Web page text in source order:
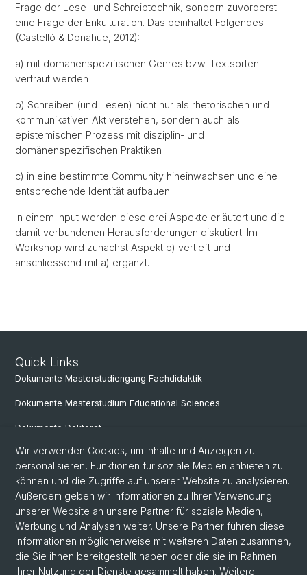
Frage der Lese- und Schreibtechnik, sondern zuvorderst
eine Frage der Enkulturation. Das beinhaltet Folgendes
(Castelló & Donahue, 2012):
a) mit domänenspezifischen Genres bzw. Textsorten
vertraut werden
b) Schreiben (und Lesen) nicht nur als rhetorischen und
kommunikativen Akt verstehen, sondern auch als
epistemischen Prozess mit disziplin- und
domänenspezifischen Praktiken
c) in eine bestimmte Community hineinwachsen und eine
entsprechende Identität aufbauen
In einem Input werden diese drei Aspekte erläutert und die
damit verbundenen Herausforderungen diskutiert. Im
Workshop wird zunächst Aspekt b) vertieft und
anschliessend mit a) ergänzt.
Quick Links
Dokumente Masterstudiengang Fachdidaktik
Dokumente Masterstudium Educational Sciences
Dokumente Doktorat
Social Media
LinkedIn
Instagram
Wir verwenden Cookies, um Inhalte und Anzeigen zu
personalisieren, Funktionen für soziale Medien anbieten zu
können und die Zugriffe auf unserer Website zu analysieren.
Außerdem geben wir Informationen zu Ihrer Verwendung
unserer Website an unsere Partner für soziale Medien,
Werbung und Analysen weiter. Unsere Partner führen diese
Informationen möglicherweise mit weiteren Daten zusammen,
die Sie ihnen bereitgestellt haben oder die sie im Rahmen
Ihrer Nutzung der Dienste gesammelt haben. Weitere